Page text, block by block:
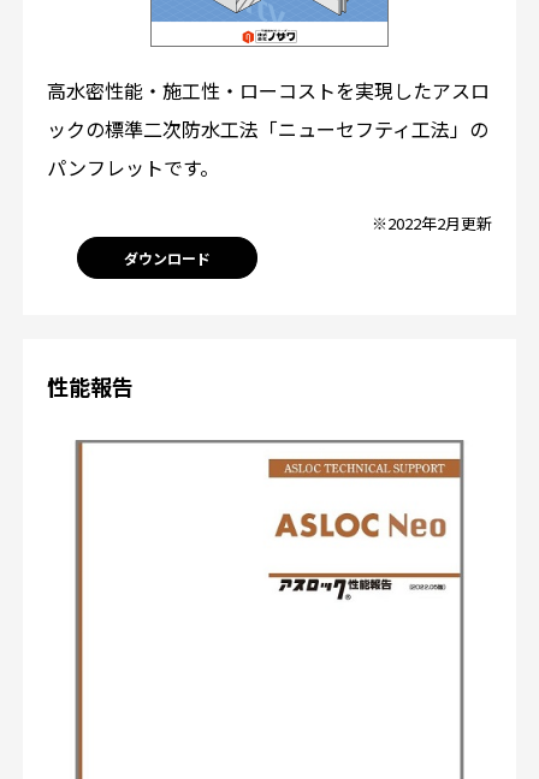
高水密性能・施工性・ローコストを実現したアスロ
ックの標準二次防水工法「ニューセフティ工法」の
パンフレットです。
※2022年2月更新
ダウンロード
性能報告